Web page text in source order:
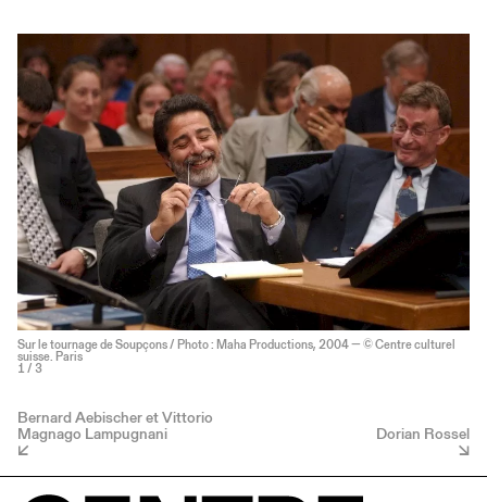
Sur le tournage de Soupçons / Photo : Maha Productions, 2004 — © Centre culturel
suisse. Paris
1 / 3
Bernard Aebischer et Vittorio
Magnago Lampugnani Dorian Rossel